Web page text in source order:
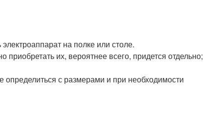
на полке или столе.
их, вероятнее всего, придется отдельно;
с размерами и при необходимости